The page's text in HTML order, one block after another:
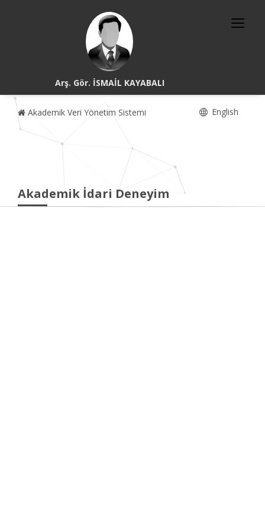
Arş. Gör. İSMAİL KAYABALI
Akademik Veri Yönetim Sistemi English
Akademik İdari Deneyim